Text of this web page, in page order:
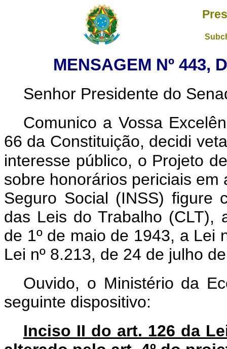
MENSAGEM Nº 443,
Senhor Presidente do
Comunico a Vossa
66 da Constituição, decidi
interesse público, o Projeto
sobre honorários periciais
Seguro Social (INSS) figure
das Leis do Trabalho (CLT),
de 1º de maio de 1943, a Lei
Lei nº 8.213, de 24 de julho
Ouvido, o Ministério da
seguinte dispositivo:
Inciso II do art. 126 da